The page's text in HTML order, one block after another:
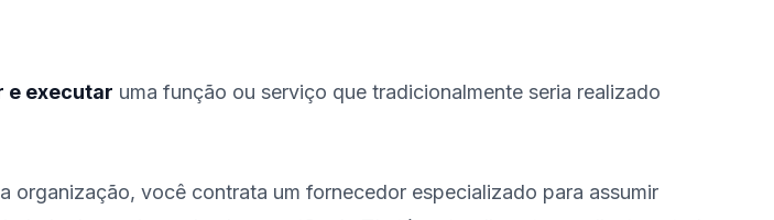
e executar uma função ou serviço que tradicionalmente seria realizado
organização, você contrata um fornecedor especializado para assumir